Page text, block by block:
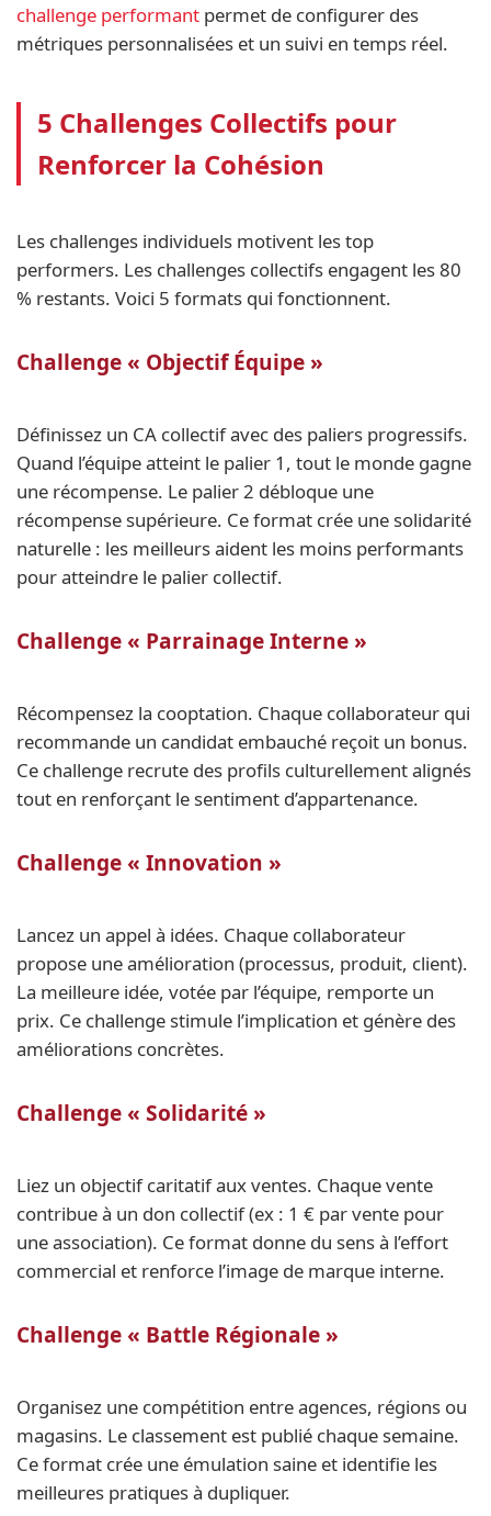
challenge performant permet de configurer des
métriques personnalisées et un suivi en temps réel.
5 Challenges Collectifs pour
Renforcer la Cohésion
Les challenges individuels motivent les top
performers. Les challenges collectifs engagent les 80
% restants. Voici 5 formats qui fonctionnent.
Challenge « Objectif Équipe »
Définissez un CA collectif avec des paliers progressifs.
Quand l’équipe atteint le palier 1, tout le monde gagne
une récompense. Le palier 2 débloque une
récompense supérieure. Ce format crée une solidarité
naturelle : les meilleurs aident les moins performants
pour atteindre le palier collectif.
Challenge « Parrainage Interne »
Récompensez la cooptation. Chaque collaborateur qui
recommande un candidat embauché reçoit un bonus.
Ce challenge recrute des profils culturellement alignés
tout en renforçant le sentiment d’appartenance.
Challenge « Innovation »
Lancez un appel à idées. Chaque collaborateur
propose une amélioration (processus, produit, client).
La meilleure idée, votée par l’équipe, remporte un
prix. Ce challenge stimule l’implication et génère des
améliorations concrètes.
Challenge « Solidarité »
Liez un objectif caritatif aux ventes. Chaque vente
contribue à un don collectif (ex : 1 € par vente pour
une association). Ce format donne du sens à l’effort
commercial et renforce l’image de marque interne.
Challenge « Battle Régionale »
Organisez une compétition entre agences, régions ou
magasins. Le classement est publié chaque semaine.
Ce format crée une émulation saine et identifie les
meilleures pratiques à dupliquer.